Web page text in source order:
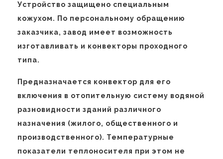
Устройство защищено специальным
кожухом. По персональному обращению
заказчика, завод имеет возможность
изготавливать и конвекторы проходного
типа.
Предназначается конвектор для его
включения в отопительную систему водяной
разновидности зданий различного
назначения (жилого, общественного и
производственного). Температурные
показатели теплоносителя при этом не